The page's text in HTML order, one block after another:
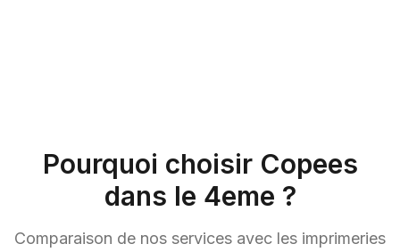
Pourquoi choisir Copees
dans le 4eme ?
Comparaison de nos services avec les imprimeries